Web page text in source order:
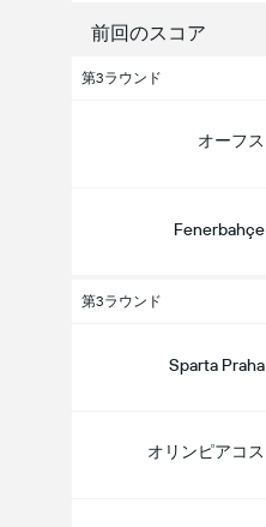
前回のスコア
第3ラウンド
オーフス
Fenerbahçe
第3ラウンド
Sparta Praha
オリンピアコス